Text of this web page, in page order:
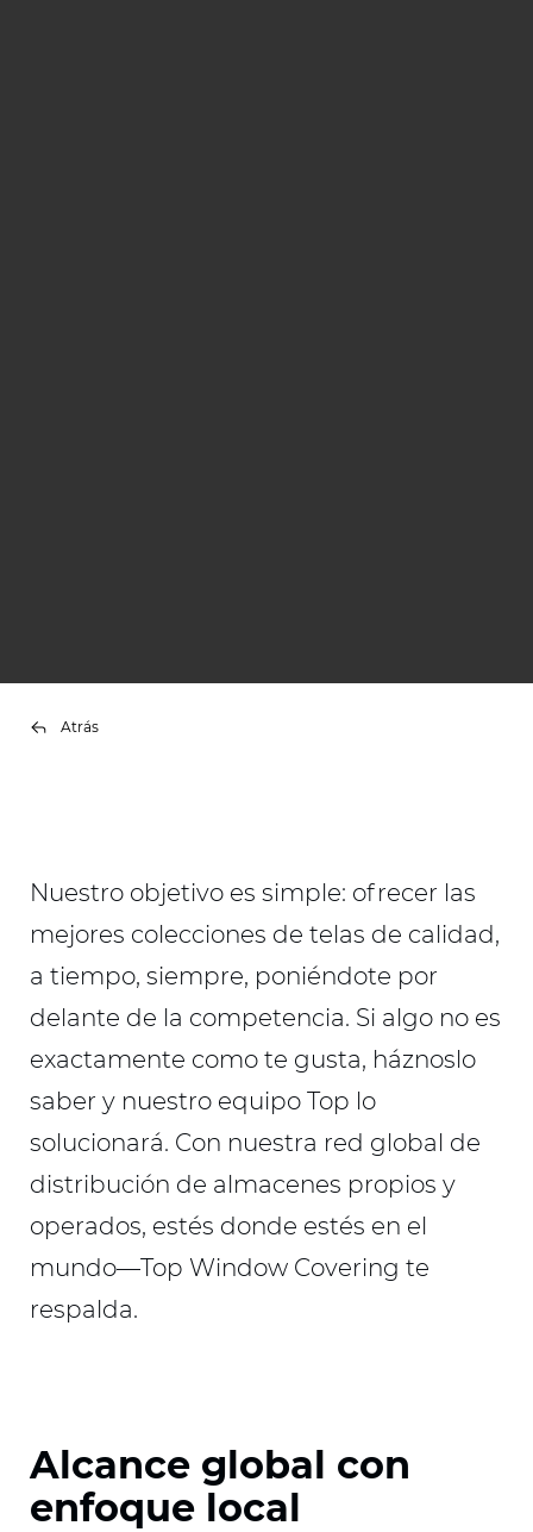
Atrás
Nuestro objetivo es simple: ofrecer las
mejores colecciones de telas de calidad,
a tiempo, siempre, poniéndote por
delante de la competencia. Si algo no es
exactamente como te gusta, háznoslo
saber y nuestro equipo Top lo
solucionará. Con nuestra red global de
distribución de almacenes propios y
operados, estés donde estés en el
mundo—Top Window Covering te
respalda.
Alcance global con
enfoque local